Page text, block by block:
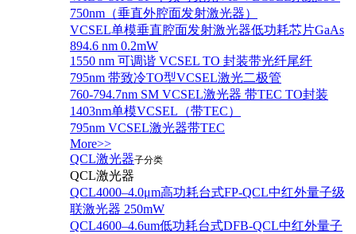
750nm（垂直外腔面发射激光器）
VCSEL单模垂直腔面发射激光器低功耗芯片GaAs
894.6 nm 0.2mW
1550 nm 可调谐 VCSEL TO 封装带光纤尾纤
795nm 带致冷TO型VCSEL激光二极管
760-794.7nm SM VCSEL激光器 带TEC TO封装
1403nm单模VCSEL（带TEC）
795nm VCSEL激光器带TEC
More>>
QCL激光器子分类
QCL激光器
QCL4000–4.0μm高功耗台式FP-QCL中红外量子级
联激光器 250mW
QCL4600–4.6um低功耗台式DFB-QCL中红外量子